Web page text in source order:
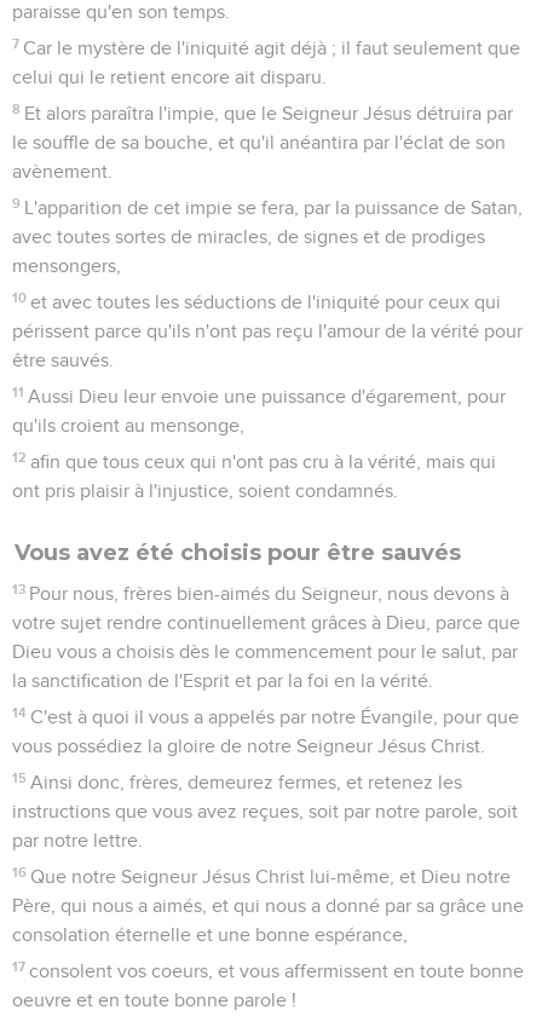
paraisse qu'en son temps.
7 Car le mystère de l'iniquité agit déjà ; il faut seulement que
celui qui le retient encore ait disparu.
8 Et alors paraîtra l'impie, que le Seigneur Jésus détruira par
le souffle de sa bouche, et qu'il anéantira par l'éclat de son
avènement.
9 L'apparition de cet impie se fera, par la puissance de Satan,
avec toutes sortes de miracles, de signes et de prodiges
mensongers,
10 et avec toutes les séductions de l'iniquité pour ceux qui
périssent parce qu'ils n'ont pas reçu l'amour de la vérité pour
être sauvés.
11 Aussi Dieu leur envoie une puissance d'égarement, pour
qu'ils croient au mensonge,
12 afin que tous ceux qui n'ont pas cru à la vérité, mais qui
ont pris plaisir à l'injustice, soient condamnés.
Vous avez été choisis pour être sauvés
13 Pour nous, frères bien-aimés du Seigneur, nous devons à
votre sujet rendre continuellement grâces à Dieu, parce que
Dieu vous a choisis dès le commencement pour le salut, par
la sanctification de l'Esprit et par la foi en la vérité.
14 C'est à quoi il vous a appelés par notre Évangile, pour que
vous possédiez la gloire de notre Seigneur Jésus Christ.
15 Ainsi donc, frères, demeurez fermes, et retenez les
instructions que vous avez reçues, soit par notre parole, soit
par notre lettre.
16 Que notre Seigneur Jésus Christ lui-même, et Dieu notre
Père, qui nous a aimés, et qui nous a donné par sa grâce une
consolation éternelle et une bonne espérance,
17 consolent vos coeurs, et vous affermissent en toute bonne
oeuvre et en toute bonne parole !